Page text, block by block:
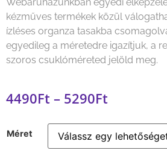
kézműves termékek közül
ízléses organza tasakba
egyedileg a méretedre igazítjuk, a
szoros csuklóméreted jelöld meg.
4490Ft – 5290Ft
Méret